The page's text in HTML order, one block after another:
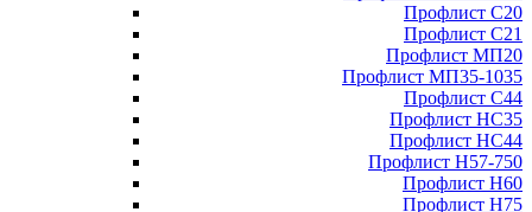
Профлист С20
Профлист С21
Профлист МП20
Профлист МП35-1035
Профлист С44
Профлист НС35
Профлист НС44
Профлист Н57-750
Профлист Н60
Профлист Н75